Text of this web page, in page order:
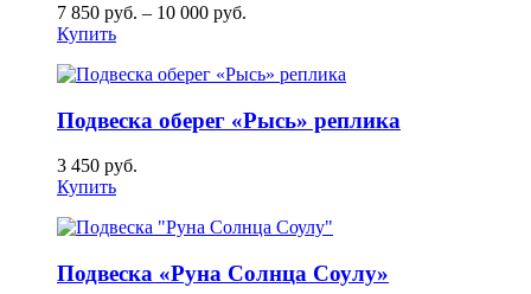
7 850 руб. – 10 000 руб.
Купить
Подвеска оберег «Рысь» реплика
3 450 руб.
Купить
Подвеска «Руна Солнца Соулу»